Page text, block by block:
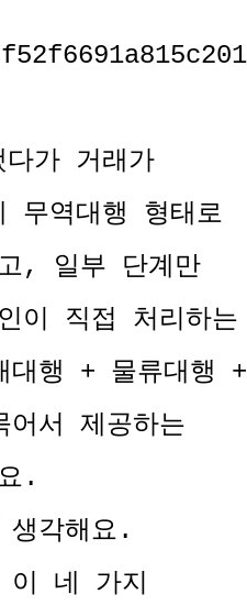
다가 거래가
무역대행 형태로
, 일부 단계만
이 직접 처리하는
대행 + 물류대행 +
서 제공하는
.
각해요.
이 네 가지